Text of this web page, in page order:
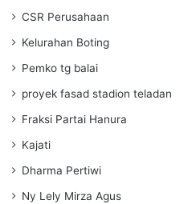
CSR Perusahaan
Kelurahan Boting
Pemko tg balai
proyek fasad stadion teladan
Fraksi Partai Hanura
Kajati
Dharma Pertiwi
Ny Lely Mirza Agus